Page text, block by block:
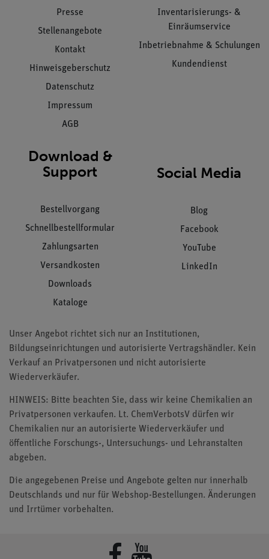
Presse
Stellenangebote
Kontakt
Hinweisgeberschutz
Datenschutz
Impressum
AGB
Inventarisierungs- &
Einräumservice
Inbetriebnahme & Schulungen
Kundendienst
Download &
Support
Bestellvorgang
Schnellbestellformular
Zahlungsarten
Versandkosten
Downloads
Kataloge
Social Media
Blog
Facebook
YouTube
LinkedIn
Unser Angebot richtet sich nur an Institutionen,
Bildungseinrichtungen und autorisierte Vertragshändler. Kein
Verkauf an Privatpersonen und nicht autorisierte
Wiederverkäufer.
HINWEIS: Bitte beachten Sie, dass wir keine Chemikalien an
Privatpersonen verkaufen. Lt. ChemVerbotsV dürfen wir
Chemikalien nur an autorisierte Wiederverkäufer und
öffentliche Forschungs-, Untersuchungs- und Lehranstalten
abgeben.
Die angegebenen Preise und Angebote gelten nur innerhalb
Deutschlands und nur für Webshop-Bestellungen. Änderungen
und Irrtümer vorbehalten.